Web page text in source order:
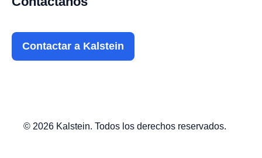
Contactar a Kalstein
© 2026 Kalstein. Todos los derechos reservados.